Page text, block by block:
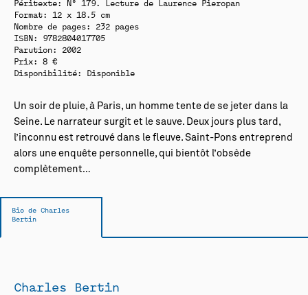
Péritexte: N° 179. Lecture de Laurence Pieropan
Format: 12 x 18.5 cm
Nombre de pages: 232 pages
ISBN: 9782804017705
Parution: 2002
Prix: 8 €
Disponibilité:
Disponible
Un soir de pluie, à Paris, un homme tente de se jeter dans la
Seine. Le narrateur surgit et le sauve. Deux jours plus tard,
l’inconnu est retrouvé dans le fleuve. Saint-Pons entreprend
alors une enquête personnelle, qui bientôt l’obsède
complètement…
Bio de Charles
Bertin
Charles Bertin